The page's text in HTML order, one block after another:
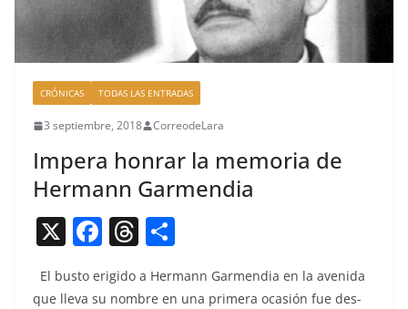
CRÓNICAS TODAS LAS ENTRADAS
3 septiembre, 2018 CorreodeLara
Impera honrar la memoria de
Hermann Garmendia
X F
a
c
T
re m
El bus­to erigi­do a Her­mann Gar­men­dia en la aveni­da
que lle­va su nom­bre en una primera ocasión fue des­